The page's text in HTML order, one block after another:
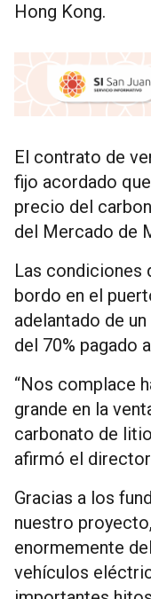
Hong Kong.
El contrato de
fijo acordado
precio del
del Mercado de
Las condiciones
bordo en el
adelantado de
del 70% pagado
“Nos complace
grande en la
carbonato de
afirmó el
Gracias a los
nuestro
enormemente
vehículos